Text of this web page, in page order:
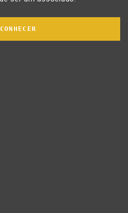
CONHECER